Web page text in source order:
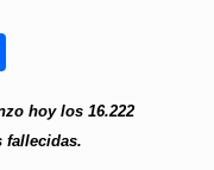
hoy los 16.222
fallecidas.